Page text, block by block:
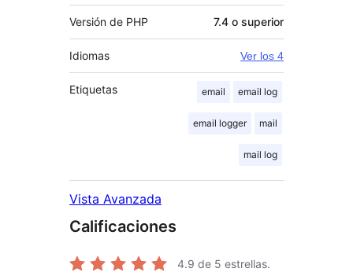
Versión de PHP 7.4 o superior
Idiomas Ver los 4
Etiquetas email email log
email logger mail
mail log
Vista Avanzada
Calificaciones
4.9 de 5 estrellas.